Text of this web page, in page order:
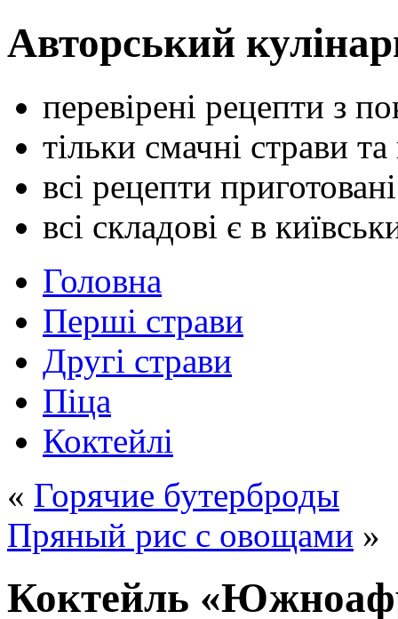
Авторський
перевірені рецепти з
тільки смачні страви та
всі рецепти
всі складові є в
Головна
Перші страви
Другі страви
Піца
Коктейлі
« Горячие бутерброды
Пряный рис с овощами »
Коктейль